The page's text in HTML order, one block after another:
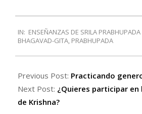
05-
IN: ENSEÑANZAS DE SRILA PRABHUPADA
BHAGAVAD-GITA, PRABHUPADA
Previous Post: Practicando
Next Post: ¿Quieres participar
de Krishna?